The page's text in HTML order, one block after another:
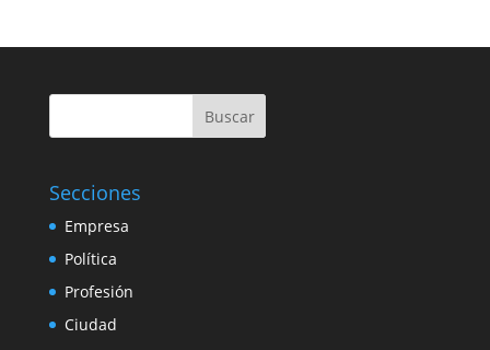
Buscar
Secciones
Empresa
Política
Profesión
Ciudad